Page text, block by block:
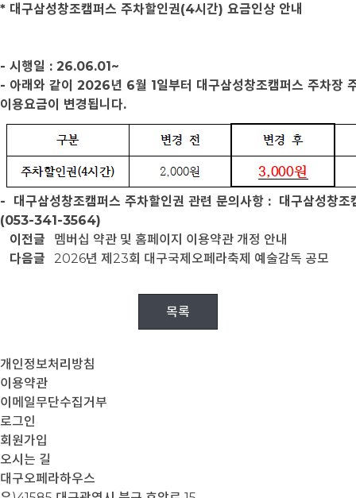
* 대구삼성창조캠퍼스 주차할인권(4시간) 요금인상 안내
- 시행일 : 26.06.01~
- 아래와 같이 2026년 6월 1일부터 대구삼성창조캠퍼스 주차장
이용요금이 변경됩니다.
- 대구삼성창조캠퍼스 주차할인권 관련 문의사항 : 대구삼성창조
(053-341-3564)
이전글
멤버십 약관 및 홈페이지 이용약관 개정 안내
다음글
2026년 제23회 대구국제오페라축제 예술감독 공모
목록
개인정보처리방침
이용약관
이메일무단수집거부
로그인
회원가입
오시는 길
대구오페라하우스